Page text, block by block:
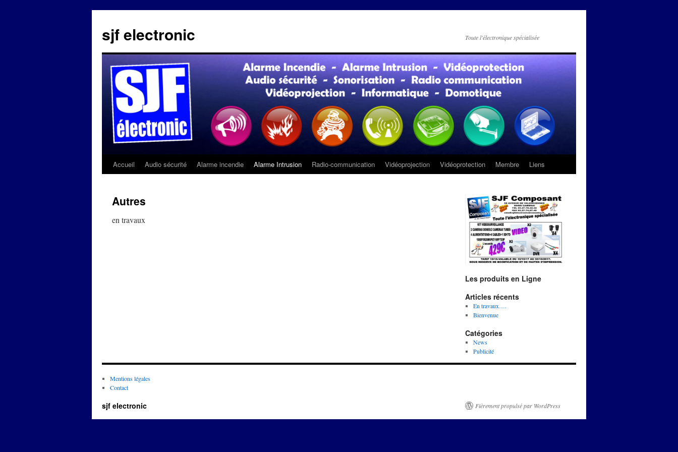
sjf electronic Toute l'électronique spécialisée
Aller
contenu
Accueil Audio sécurité Alarme incendie Alarme Intrusion Radio-communication Vidéoprojection Vidéoprotection Membre Liens
Autres
en travaux
Les produits en Ligne
Articles récents
En travaux….
Bienvenue
Catégories
News
Publicité
Mentions légales
Contact
sjf electronic Fièrement propulsé par WordPress